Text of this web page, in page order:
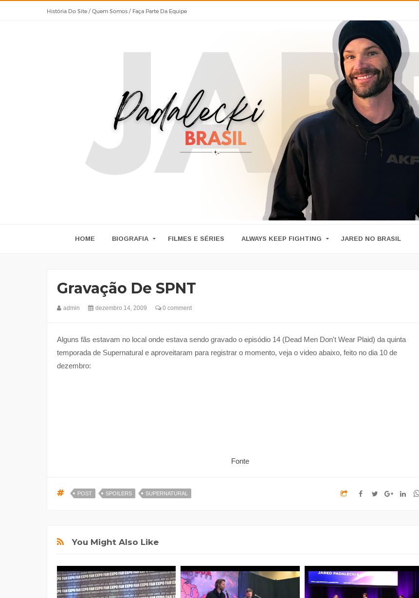
História Do Site / Quem Somos / Faça Parte Da Equipe
HOME BIOGRAFIA FILMES E SÉRIES ALWAYS KEEP FIGHTING JARED NO BRASIL
Gravação De SPNT
admin dezembro 14, 2009 0 comment
Alguns fãs estavam no local onde estava sendo gravado o episódio 14 (Dead Men Don't Wear Plaid) da quinta
temporada de Supernatural e aproveitaram para registrar o momento, veja o video abaixo, feito no dia 10 de
dezembro:
Fonte
POST SPOILERS SUPERNATURAL
You Might Also Like